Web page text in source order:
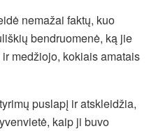
nemažai faktų, kuo
bendruomenė, ką jie
medžiojo, kokiais amatais
puslapį ir atskleidžia,
kaip ji buvo